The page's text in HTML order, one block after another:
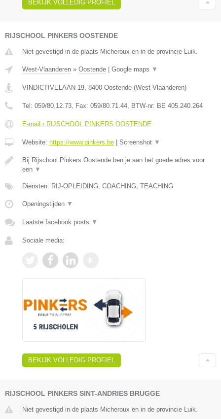
BEKIJK VOLLEDIG PROFIEL
RIJSCHOOL PINKERS OOSTENDE
Niet gevestigd in de plaats Micheroux en in de provincie Luik.
West-Vlaanderen » Oostende Google maps ▼
VINDICTIVELAAN 19, 8400 Oostende (West-Vlaanderen)
Tel: 059/80.12.73, Fax: 059/80.71.44, BTW-nr: BE 405.240.264
E-mail › RIJSCHOOL PINKERS OOSTENDE
Website: https://www.pinkers.be Screenshot ▼
Bij Rijschool Pinkers Oostende ben je aan het goede adres voor
een ▼
Diensten: RIJ-OPLEIDING, COACHING, TEACHING
Openingstijden ▼
Laatste facebook posts ▼
Sociale media:
BEKIJK VOLLEDIG PROFIEL
RIJSCHOOL PINKERS SINT-ANDRIES BRUGGE
Niet gevestigd in de plaats Micheroux en in de provincie Luik.